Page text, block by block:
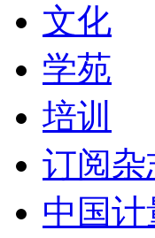
文化
学苑
培训
订阅杂
中国